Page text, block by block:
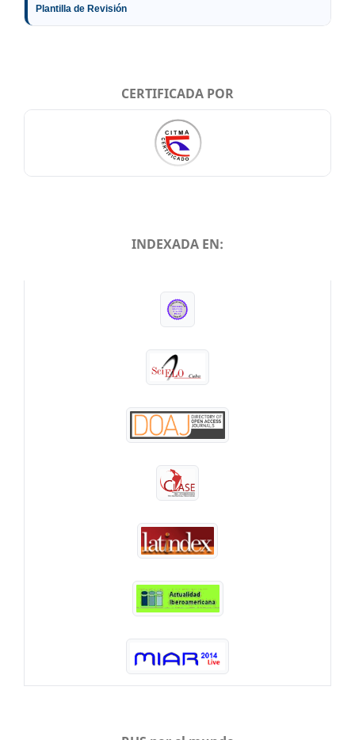
Plantilla de Revisión
CERTIFICADA POR
INDEXADA EN: